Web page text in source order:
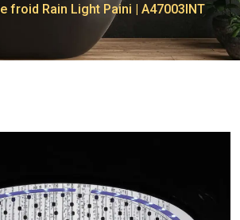
froid Rain Light Paini | A47003INT